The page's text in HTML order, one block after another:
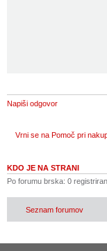
Napiši odgovor
Vrni se na Pomoč pri
KDO JE NA STRANI
Po forumu brska: 0
Seznam forumov